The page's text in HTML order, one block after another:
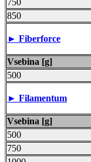
850
► Fiberforce
Vsebina [g]
500
► Filamentum
Vsebina [g]
500
750